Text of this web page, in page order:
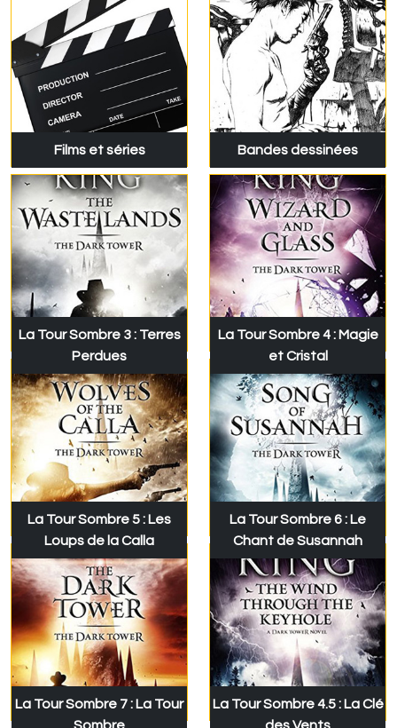
Films et séries Bandes dessinées
La Tour Sombre 3 : Terres
Perdues
La Tour Sombre 4 : Magie
et Cristal
La Tour Sombre 5 : Les
Loups de la Calla
La Tour Sombre 6 : Le
Chant de Susannah
La Tour Sombre 7 : La Tour
La Tour Sombre 4.5 : La Clé